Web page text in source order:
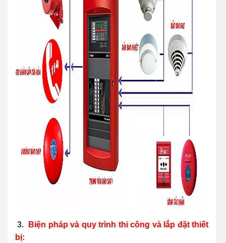
3. Biện pháp và quy trình thi công và lắp đặt thiết
bị: